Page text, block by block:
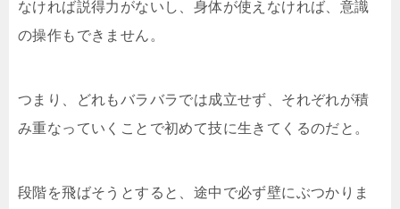
なければ説得力がないし、身体が使えなければ、意識
の操作もできません。
つまり、どれもバラバラでは成立せず、それぞれが積
み重なっていくことで初めて技に生きてくるのだと。
段階を飛ばそうとすると、途中で必ず壁にぶつかりま